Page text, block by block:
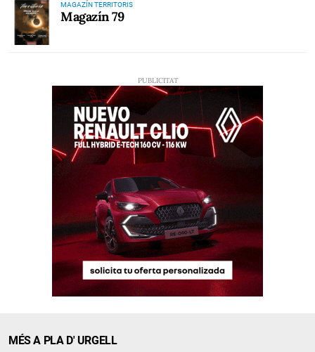
MAGAZÍN TERRITORIS
Magazín 79
MÉS A PLA D' URGELL